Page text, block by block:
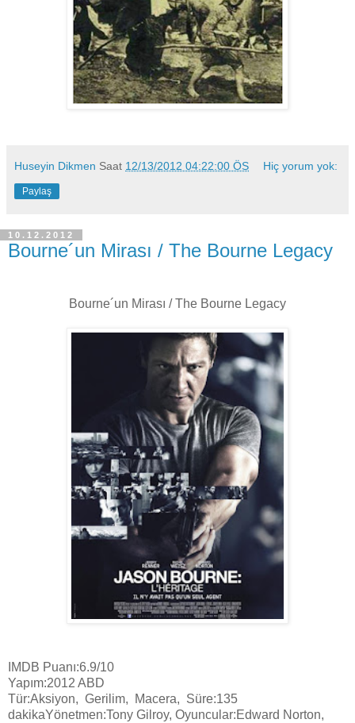
Huseyin Dikmen Saat 12/13/2012 04:22:00 ÖS Hiç yorum yok:
Paylaş
10.12.2012
Bourne´un Mirası / The Bourne Legacy
Bourne´un Mirası / The Bourne Legacy
IMDB Puanı:6.9/10
Yapım:2012 ABD
Tür:Aksiyon, Gerilim, Macera, Süre:135
dakikaYönetmen:Tony Gilroy, Oyuncular:Edward Norton,